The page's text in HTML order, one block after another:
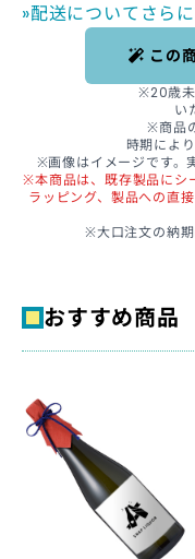
»配送についてさら
この
※20歳未
い
※商品
時期によ
※画像はイメージです。
※本商品は、既存製品にシ
ラッピング、製品への直
※大口注文の納
おすすめ商品